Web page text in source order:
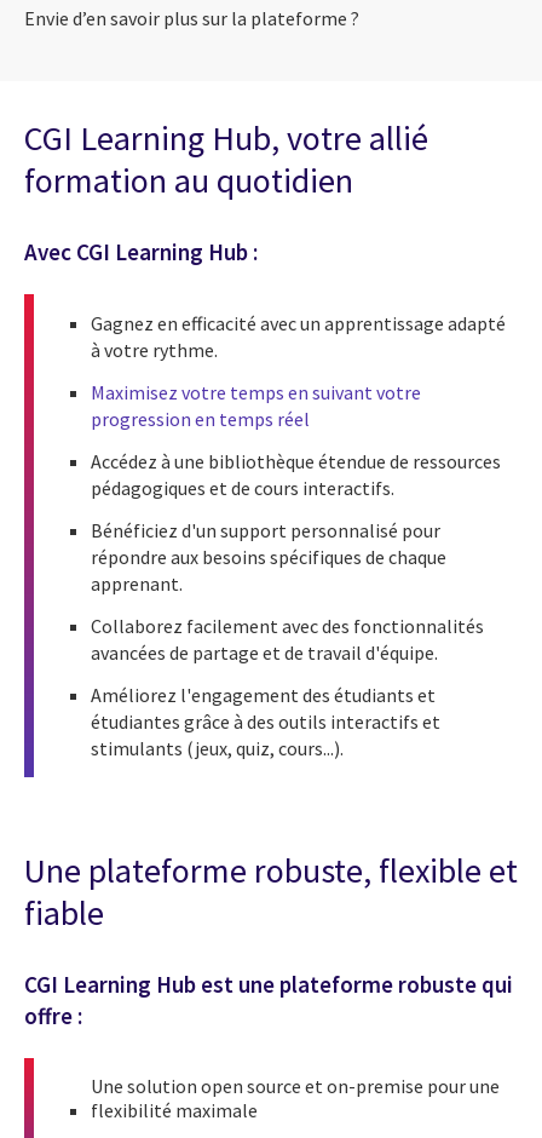
Envie d’en savoir plus sur la plateforme ?
CGI Learning Hub, votre allié
formation au quotidien
Avec CGI Learning Hub :
Gagnez en efficacité avec un apprentissage adapté
à votre rythme.
Maximisez votre temps en suivant votre
progression en temps réel
Accédez à une bibliothèque étendue de ressources
pédagogiques et de cours interactifs.
Bénéficiez d'un support personnalisé pour
répondre aux besoins spécifiques de chaque
apprenant.
Collaborez facilement avec des fonctionnalités
avancées de partage et de travail d'équipe.
Améliorez l'engagement des étudiants et
étudiantes grâce à des outils interactifs et
stimulants (jeux, quiz, cours...).
Une plateforme robuste, flexible et
fiable
CGI Learning Hub est une plateforme robuste qui
offre :
Une solution open source et on-premise pour une
flexibilité maximale